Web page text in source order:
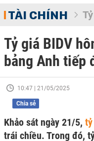
TÀI CHÍNH
Tỷ giá BIDV
bảng Anh tiếp
10:47 | 21/05/2025
Chia sẻ
Khảo sát ngày 21/5, tỷ
trái chiều. Trong đó,